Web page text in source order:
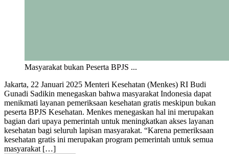
Masyarakat bukan Peserta BPJS ...
Jakarta, 22 Januari 2025 Menteri Kesehatan (Menkes) RI Budi
Gunadi Sadikin menegaskan bahwa masyarakat Indonesia dapat
menikmati layanan pemeriksaan kesehatan gratis meskipun bukan
peserta BPJS Kesehatan. Menkes menegaskan hal ini merupakan
bagian dari upaya pemerintah untuk meningkatkan akses layanan
kesehatan bagi seluruh lapisan masyarakat. “Karena pemeriksaan
kesehatan gratis ini merupakan program pemerintah untuk semua
masyarakat […]